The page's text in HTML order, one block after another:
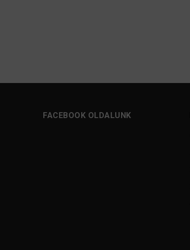
FACEBOOK OLDALUNK